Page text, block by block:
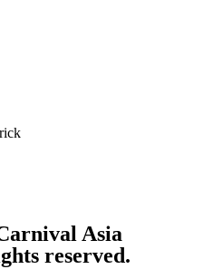
Asia
reserved.